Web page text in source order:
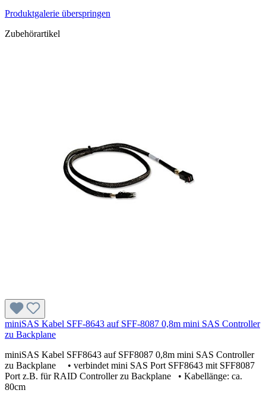
Produktgalerie überspringen
Zubehörartikel
miniSAS Kabel SFF-8643 auf SFF-8087 0,8m mini SAS Controller
zu Backplane
miniSAS Kabel SFF8643 auf SFF8087 0,8m mini SAS Controller
zu Backplane • verbindet mini SAS Port SFF8643 mit SFF8087
Port z.B. für RAID Controller zu Backplane • Kabellänge: ca.
80cm